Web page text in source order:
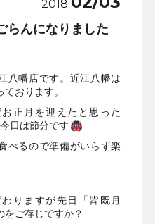
2018
んになりました
八幡店です。近江八幡は
おります。
正月を迎えたと思った
日は節分です
べるので準備がいらず楽
りますが先日「皆既月
をご存じですか？